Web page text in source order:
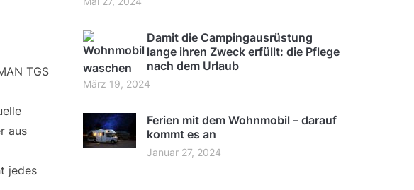
TGS
aus
jedes
Damit die Campingausrüstung
lange ihren Zweck erfüllt: die Pflege
nach dem Urlaub
März 19, 2024
Ferien mit dem Wohnmobil – darauf
kommt es an
Januar 27, 2024